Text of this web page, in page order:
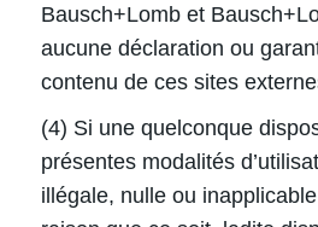
Bausch+Lomb et
aucune déclaration ou
contenu de ces sites
(4) Si une quelconque
présentes modalités
illégale, nulle ou